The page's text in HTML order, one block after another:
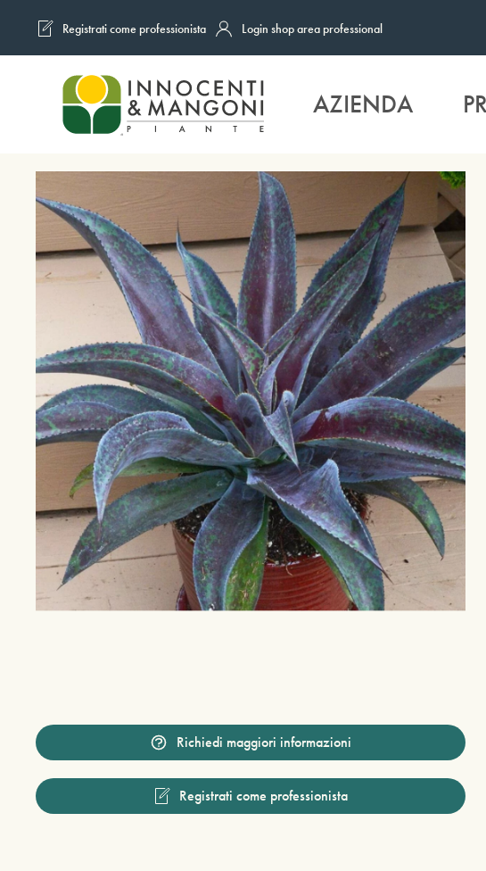
Skip to main content
Registrati come professionista Login shop area professional
AZIENDA
Richiedi maggiori informazioni
Registrati come professionista